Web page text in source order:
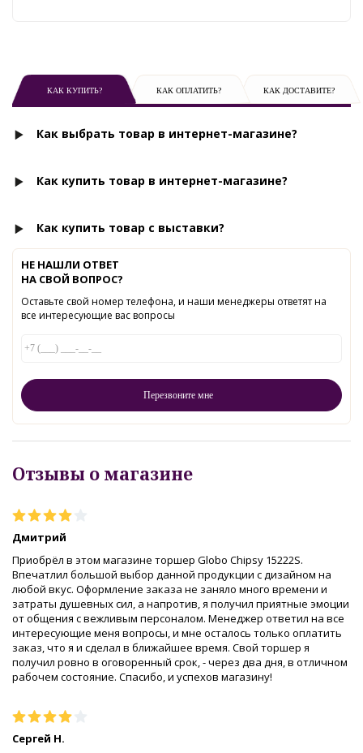
КАК КУПИТЬ? КАК ОПЛАТИТЬ? КАК ДОСТАВИТЕ?
Как выбрать товар в интернет-магазине?
Как купить товар в интернет-магазине?
Как купить товар с выставки?
НЕ НАШЛИ ОТВЕТ
НА СВОЙ ВОПРОС?
Оставьте свой номер телефона, и наши менеджеры ответят на
все интересующие вас вопросы
Отзывы о магазине
Дмитрий
Приобрёл в этом магазине торшер Globo Chipsy 15222S.
Впечатлил большой выбор данной продукции с дизайном на
любой вкус. Оформление заказа не заняло много времени и
затраты душевных сил, а напротив, я получил приятные эмоции
от общения с вежливым персоналом. Менеджер ответил на все
интересующие меня вопросы, и мне осталось только оплатить
заказ, что я и сделал в ближайшее время. Свой торшер я
получил ровно в оговоренный срок, - через два дня, в отличном
рабочем состояние. Спасибо, и успехов магазину!
Сергей Н.